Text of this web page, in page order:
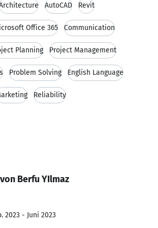
AutoCAD Revit
Office 365 Communication
Planning Project Management
Problem Solving English Language
Reliability
Berfu YIlmaz
2023 - Juni 2023